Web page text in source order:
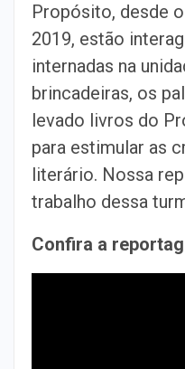
Propósito, desde
2019, estão
internadas na
brincadeiras, os
levado livros do
para estimular as
literário. Nossa
trabalho dessa
Confira a